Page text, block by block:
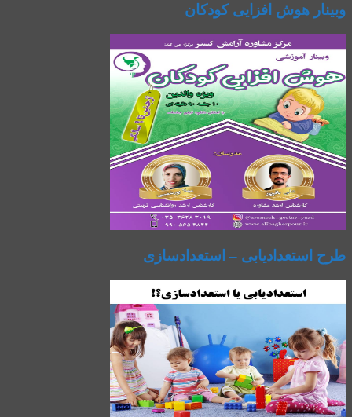
وبینار هوش افزایی کودکان
طرح استعدادیابی – استعدادسازی